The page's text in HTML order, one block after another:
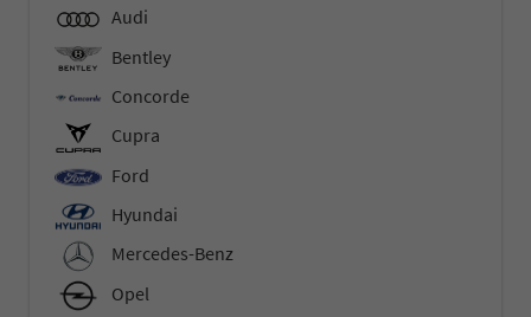
Audi
Bentley
Concorde
Cupra
Ford
Hyundai
Mercedes-Benz
Opel